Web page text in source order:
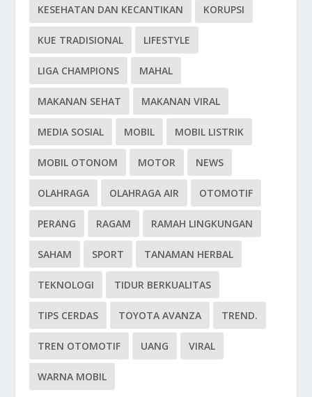
KESEHATAN DAN KECANTIKAN KORUPSI
KUE TRADISIONAL LIFESTYLE
LIGA CHAMPIONS MAHAL
MAKANAN SEHAT MAKANAN VIRAL
MEDIA SOSIAL MOBIL MOBIL LISTRIK
MOBIL OTONOM MOTOR NEWS
OLAHRAGA OLAHRAGA AIR OTOMOTIF
PERANG RAGAM RAMAH LINGKUNGAN
SAHAM SPORT TANAMAN HERBAL
TEKNOLOGI TIDUR BERKUALITAS
TIPS CERDAS TOYOTA AVANZA TREND.
TREN OTOMOTIF UANG VIRAL
WARNA MOBIL